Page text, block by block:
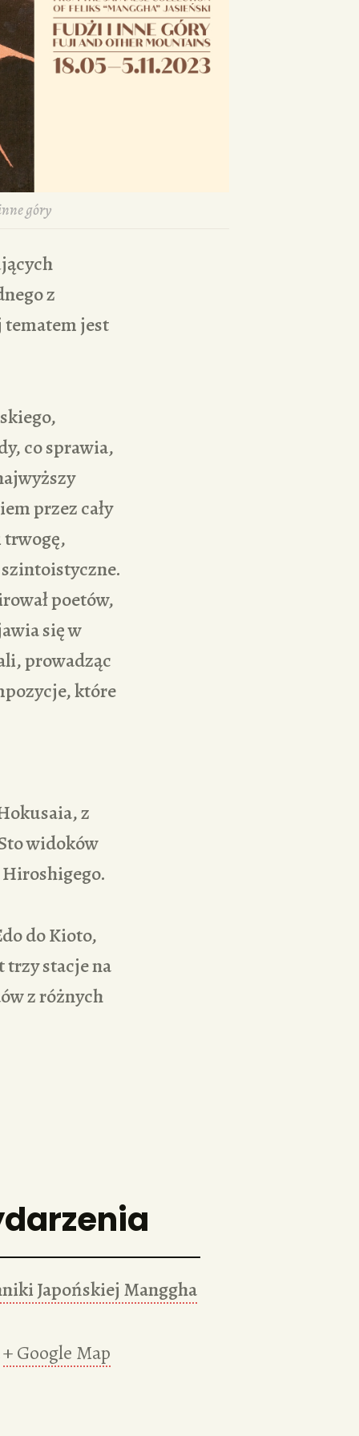
góry
z
jest
co sprawia,
przez cały
trwogę,
poetów,
się w
prowadząc
które
z
widoków
Hiroshigego.
do Kioto,
stacje na
z różnych
Japońskiej Manggha
+ Google Map